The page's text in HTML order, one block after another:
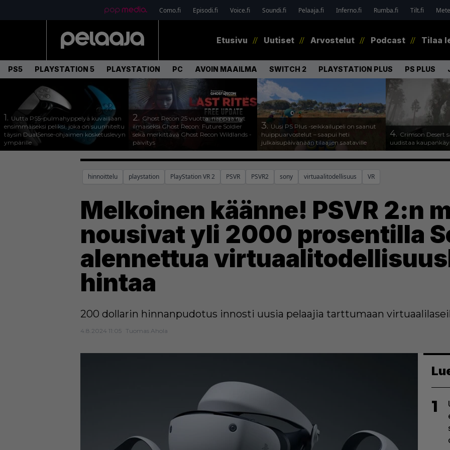
Como.fi Episodi.fi Voice.fi Soundi.fi Pelaaja.fi Inferno.fi Rumba.fi Tilt.fi
Etusivu Uutiset Arvostelut Podcast Tilaa
PS5 PLAYSTATION 5 PLAYSTATION PC AVOIN MAAILMA SWITCH 2 PLAYSTATION PLUS PS PLUS
1. Uutta PS5-pulmahyppelyä kuvaillaan
ensimmäiseksi peliksi, joka on suunniteltu
täysin DualSense-ohjaimen kosketuslevyn
ympärille
2. Ghost Recon 25 vuotta: nappaa nyt
ilmaiseksi Ghost Recon: Future Soldier
sekä merkittävä Ghost Recon Wildlands -
päivitys
3. Uusi PS Plus -seikkailupeli on saanut
huippuarvostelut – saapui heti
julkaisupäivänään tilaajien saataville
4. Crimson Desert
uudistaa
hinnoittelu playstation PlayStation VR 2 PSVR PSVR2 sony virtuaalitodellisuus VR
Melkoinen käänne! PSVR 2:n
nousivat yli 2000 prosentilla
alennettua
hintaa
200 dollarin hinnanpudotus innosti uusia pelaajia tarttumaan
4.8.2024 11:05 Tuomas Ahola
1